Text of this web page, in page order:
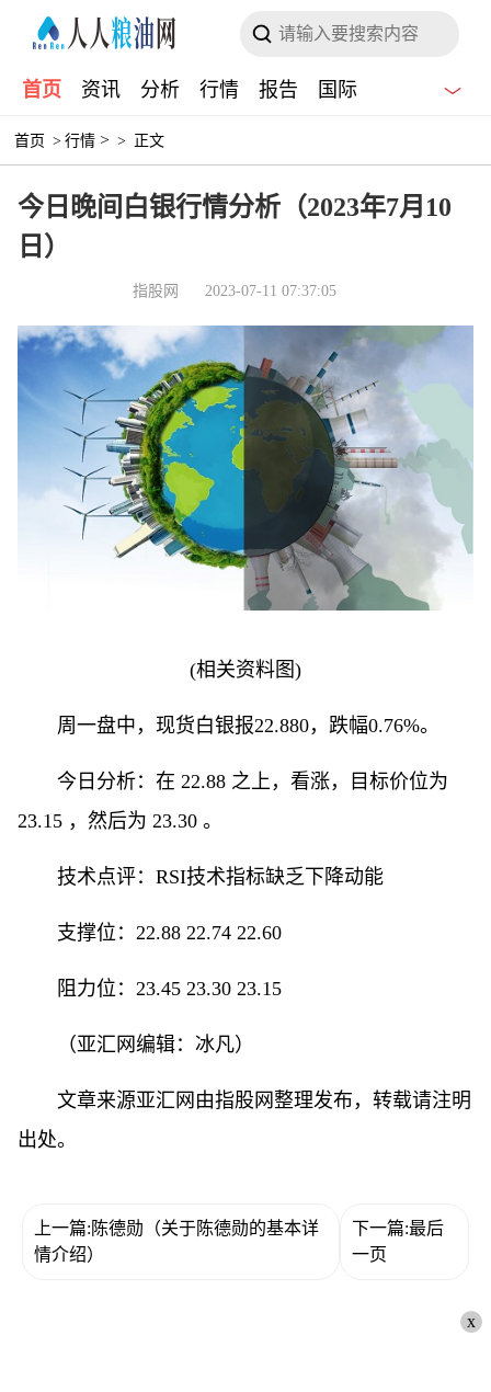
首页 资讯 分析 行情 报告 国际
首页 > 行情 > > 正文
今日晚间白银行情分析（2023年7月10
日）
指股网 2023-07-11 07:37:05
(相关资料图)
周一盘中，现货白银报22.880，跌幅0.76%。
今日分析：在 22.88 之上，看涨，目标价位为
23.15 ，然后为 23.30 。
技术点评：RSI技术指标缺乏下降动能
支撑位：22.88 22.74 22.60
阻力位：23.45 23.30 23.15
（亚汇网编辑：冰凡）
文章来源亚汇网由指股网整理发布，转载请注明
出处。
上一篇:陈德勋（关于陈德勋的基本详
情介绍）
下一篇:最后
一页
x